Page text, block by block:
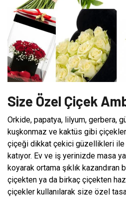
Size Özel Çiçek
Orkide, papatya, lilyum, gerbera,
kuşkonmaz ve kaktüs gibi
çiçeği dikkat çekici güzellikleri ile
katıyor. Ev ve iş yerinizde masa
koyarak ortama şıklık kazandıran
çiçekten ya da birkaç çiçekten
çiçekler kullanılarak size özel